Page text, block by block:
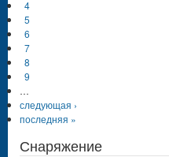
4
5
6
7
8
9
…
следующая ›
последняя »
Снаряжение